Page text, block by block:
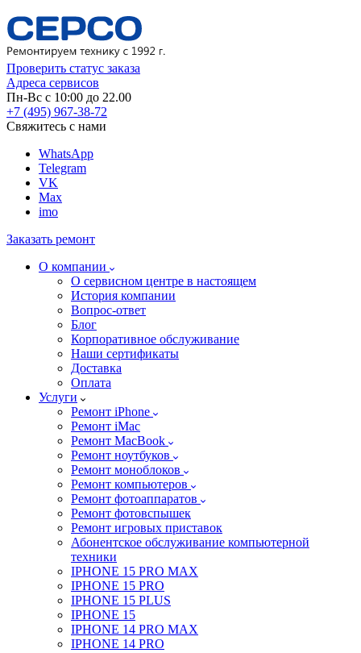
Проверить статус заказа
Адреса сервисов
Пн-Вс с 10:00 до 22.00
+7 (495) 967-38-72
Свяжитесь с нами
WhatsApp
Telegram
VK
Max
imo
Заказать ремонт
О компании
О сервисном центре в настоящем
История компании
Вопрос-ответ
Блог
Корпоративное обслуживание
Наши сертификаты
Доставка
Оплата
Услуги
Ремонт iPhone
Ремонт iMac
Ремонт MacBook
Ремонт ноутбуков
Ремонт моноблоков
Ремонт компьютеров
Ремонт фотоаппаратов
Ремонт фотовспышек
Ремонт игровых приставок
Абонентское обслуживание компьютерной
техники
IPHONE 15 PRO MAX
IPHONE 15 PRO
IPHONE 15 PLUS
IPHONE 15
IPHONE 14 PRO MAX
IPHONE 14 PRO